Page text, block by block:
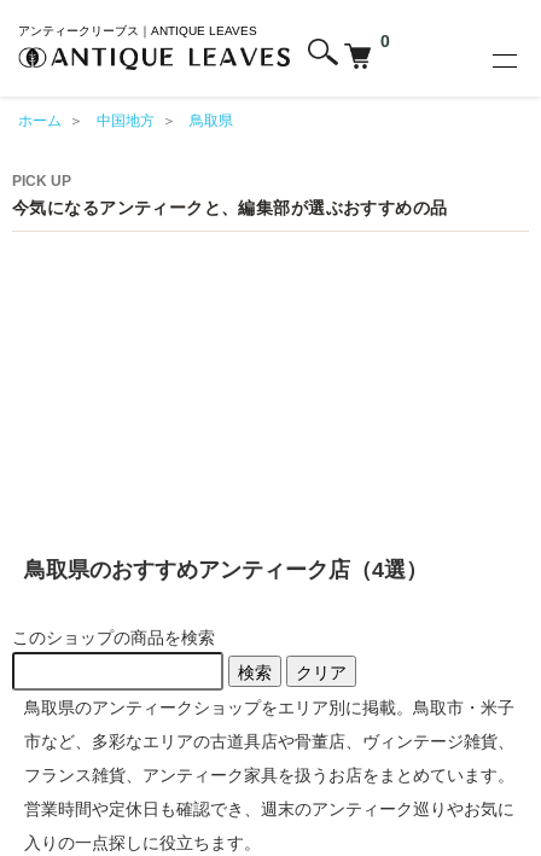
アンティークリーブス｜ANTIQUE LEAVES
0
ホーム ＞ 中国地方 ＞ 鳥取県
PICK UP
今気になるアンティークと、編集部が選ぶおすすめの品
鳥取県のおすすめアンティーク店（4選）
このショップの商品を検索
検索 クリア
鳥取県のアンティークショップをエリア別に掲載。鳥取市・米子
市など、多彩なエリアの古道具店や骨董店、ヴィンテージ雑貨、
フランス雑貨、アンティーク家具を扱うお店をまとめています。
営業時間や定休日も確認でき、週末のアンティーク巡りやお気に
入りの一点探しに役立ちます。